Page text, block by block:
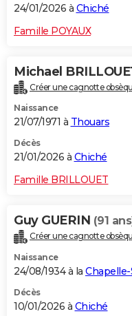
24/01/2026 à Chiché
Famille POYAUX
Michael
Créer une cagnotte
Naissance
21/07/1971 à Thouars
Décès
21/01/2026 à Chiché
Famille BRILLOUET
Guy GUERIN (91
Créer une cagnotte
Naissance
24/08/1934 à la
Décès
10/01/2026 à Chiché